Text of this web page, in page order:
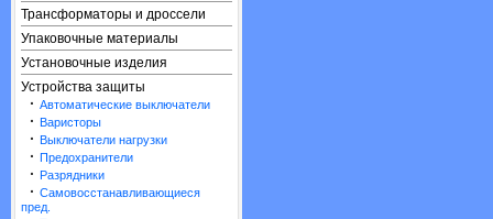
Трансформаторы и дроссели
Упаковочные материалы
Установочные изделия
Устройства защиты
· Автоматические выключатели
· Варисторы
· Выключатели нагрузки
· Предохранители
· Разрядники
· Самовосстанавливающиеся
пред.